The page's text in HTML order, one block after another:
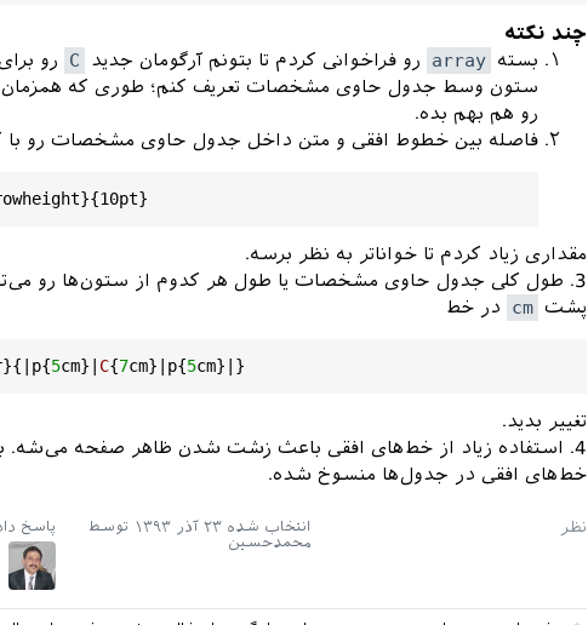
چند نکته
بسته array رو فراخوانی کردم تا بتونم آرگومان جدید C
رو
ستون وسط جدول حاوی مشخصات تعریف کنم؛ طوری که همزمان،
رو هم بهم بده.
فاصله بین خطوط افقی و متن داخل جدول حاوی مشخصات رو با
مقداری زیاد کردم تا خواناتر به نظر برسه.
3. طول کلی جدول حاوی مشخصات یا طول هر کدوم از ستون‌ها رو
پشت cm در خط
}{| p{5cm}| C{7cm}| p{5cm
تغییر بدید.
4. استفاده زیاد از خط‌های افقی باعث زشت شدن ظاهر صفحه می‌شه.
خط‌های افقی در جدول‌ها منسوخ شده.
انتخاب شده ۲۳ آذر ۱۳۹۳
توسط
محمدحسین
پاسخ